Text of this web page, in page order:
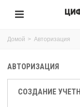
Домой > Авторизация
АВТОРИЗАЦИЯ
СОЗДАНИЕ